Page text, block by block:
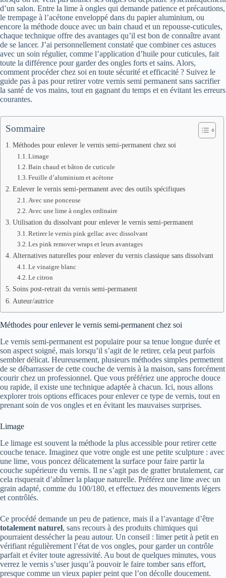
d’un salon. Entre la lime à ongles qui demande patience et précautions,
le trempage à l’acétone enveloppé dans du papier aluminium, ou
encore la méthode douce avec un bain chaud et un repousse-cuticules,
chaque technique offre des avantages qu’il est bon de connaître avant
de se lancer. J’ai personnellement constaté que combiner ces astuces
avec un soin régulier, comme l’application d’huile pour cuticules, fait
toute la différence pour garder des ongles forts et sains. Alors,
comment procéder chez soi en toute sécurité et efficacité ? Suivez le
guide pas à pas pour retirer votre vernis semi permanent sans sacrifier
la santé de vos mains, tout en gagnant du temps et en évitant les erreurs
courantes.
Sommaire
Méthodes pour enlever le vernis semi-permanent chez soi
Limage
Bain chaud et bâton de cuticule
Feuille d’aluminium et acétone
Enlever le vernis semi-permanent avec des outils spécifiques
Avec une ponceuse
Avec une lime à ongles ordinaire
Utilisation du dissolvant pour enlever le vernis semi-permanent
Retirer le vernis pink gellac avec dissolvant
Les pink remover wraps et leurs avantages
Alternatives naturelles pour enlever du vernis classique sans dissolvant
Le vinaigre blanc
Le citron
Soins post-retrait du vernis semi-permanent
Auteur/autrice
Méthodes pour enlever le vernis semi-permanent chez soi
Le vernis semi-permanent est populaire pour sa tenue longue durée et
son aspect soigné, mais lorsqu’il s’agit de le retirer, cela peut parfois
sembler délicat. Heureusement, plusieurs méthodes simples permettent
de se débarrasser de cette couche de vernis à la maison, sans forcément
courir chez un professionnel. Que vous préfériez une approche douce
ou rapide, il existe une technique adaptée à chacun. Ici, nous allons
explorer trois options efficaces pour enlever ce type de vernis, tout en
prenant soin de vos ongles et en évitant les mauvaises surprises.
Limage
Le limage est souvent la méthode la plus accessible pour retirer cette
couche tenace. Imaginez que votre ongle est une petite sculpture : avec
une lime, vous poncez délicatement la surface pour faire partir la
couche supérieure du vernis. Il ne s’agit pas de gratter brutalement, car
cela risquerait d’abîmer la plaque naturelle. Préférez une lime avec un
grain adapté, comme du 100/180, et effectuez des mouvements légers
et contrôlés.
Ce procédé demande un peu de patience, mais il a l’avantage d’être
totalement naturel, sans recours à des produits chimiques qui
pourraient dessécher la peau autour. Un conseil : limer petit à petit en
vérifiant régulièrement l’état de vos ongles, pour garder un contrôle
parfait et éviter toute agressivité. Au bout de quelques minutes, vous
verrez le vernis s’user jusqu’à pouvoir le faire tomber sans effort,
presque comme un vieux papier peint que l’on décolle doucement.